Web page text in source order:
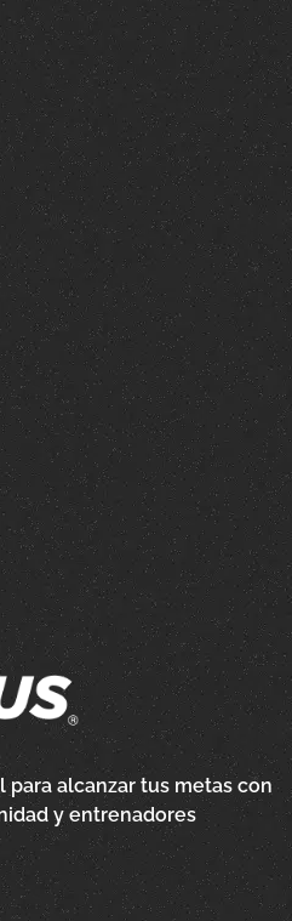
para alcanzar tus metas con
y entrenadores